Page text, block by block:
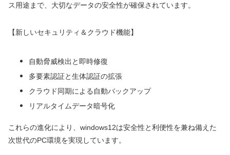
ス用途まで、大切なデータの安全性が確保されています。
【新しいセキュリティ＆クラウド機能】
自動脅威検出と即時修復
多要素認証と生体認証の拡張
クラウド同期による自動バックアップ
リアルタイムデータ暗号化
これらの進化により、windows12は安全性と利便性を兼ね備えた
次世代のPC環境を実現しています。